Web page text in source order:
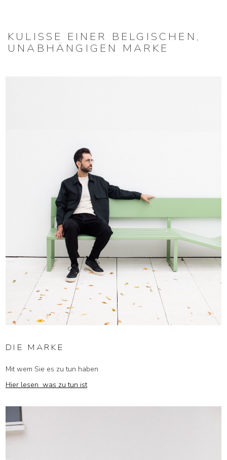
KULISSE EINER BELGISCHEN,
UNABHÄNGIGEN MARKE
DIE MARKE
Mit wem Sie es zu tun haben
Hier lesen was zu tun ist